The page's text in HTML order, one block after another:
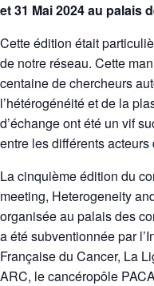
et 31 Mai 2024 au palais
Cette édition était
de notre réseau. Cette
centaine de chercheurs
l’hétérogénéité et de la
d’échange ont été un vif
entre les différents acteurs
La cinquième édition du
meeting, Heterogeneity
organisée au palais des
a été subventionnée par
Française du Cancer, La
ARC, le cancéropôle